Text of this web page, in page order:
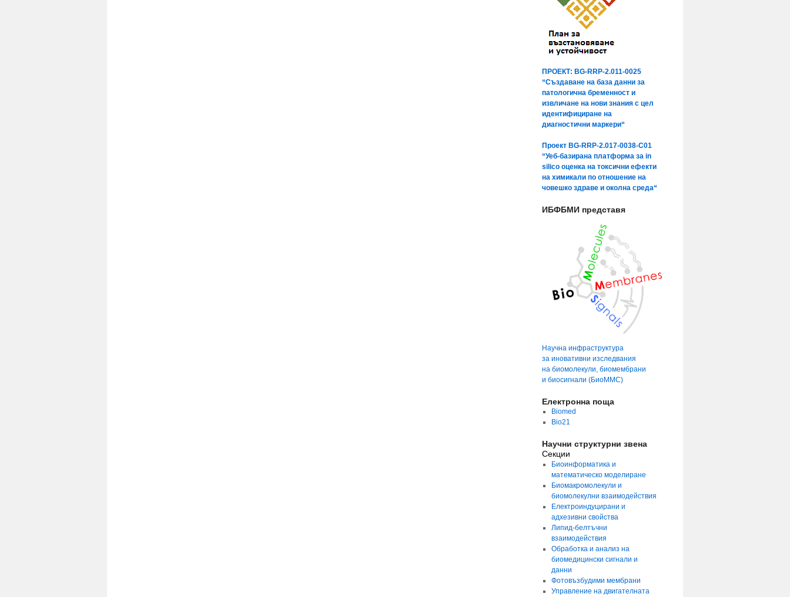
ПРОЕКТ: BG-RRP-2.011-0025
“Създаване на база данни за
патологична бременност и
извличане на нови знания с цел
идентифициране на
диагностични маркери“
Проект BG-RRP-2.017-0038-C01
“Уеб-базирана платформа за in
silico оценка на токсични ефекти
на химикали по отношение на
човешко здраве и околна среда“
ИБФБМИ представя
Научна инфраструктура
за иновативни изследвания
на биомолекули, биомембрани
и биосигнали (БиоММС)
Електронна поща
Biomed
Bio21
Научни структурни звена
Секции
Биоинформатика и
математическо моделиране
Биомакромолекули и
биомолекулни взаимодействия
Електроиндуцирани и
адхезивни свойства
Липид-белтъчни
взаимодействия
Обработка и анализ на
биомедицински сигнали и
данни
Фотовъзбудими мембрани
Управление на двигателната